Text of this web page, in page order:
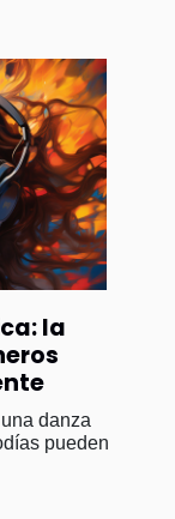
la
danza
pueden